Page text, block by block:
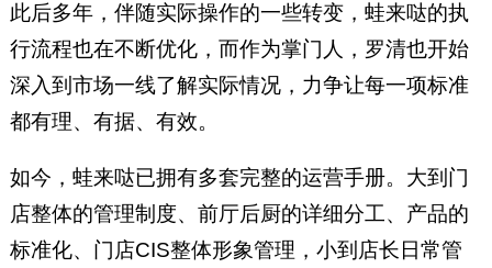
此后多年，伴随实际操作的一些转变，蛙来哒的执
行流程也在不断优化，而作为掌门人，罗清也开始
深入到市场一线了解实际情况，力争让每一项标准
都有理、有据、有效。
如今，蛙来哒已拥有多套完整的运营手册。大到门
店整体的管理制度、前厅后厨的详细分工、产品的
标准化、门店CIS整体形象管理，小到店长日常管